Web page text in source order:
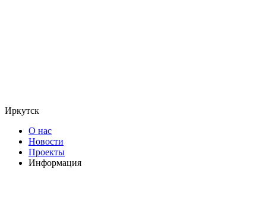
Иркутск
О нас
Новости
Проекты
Информация